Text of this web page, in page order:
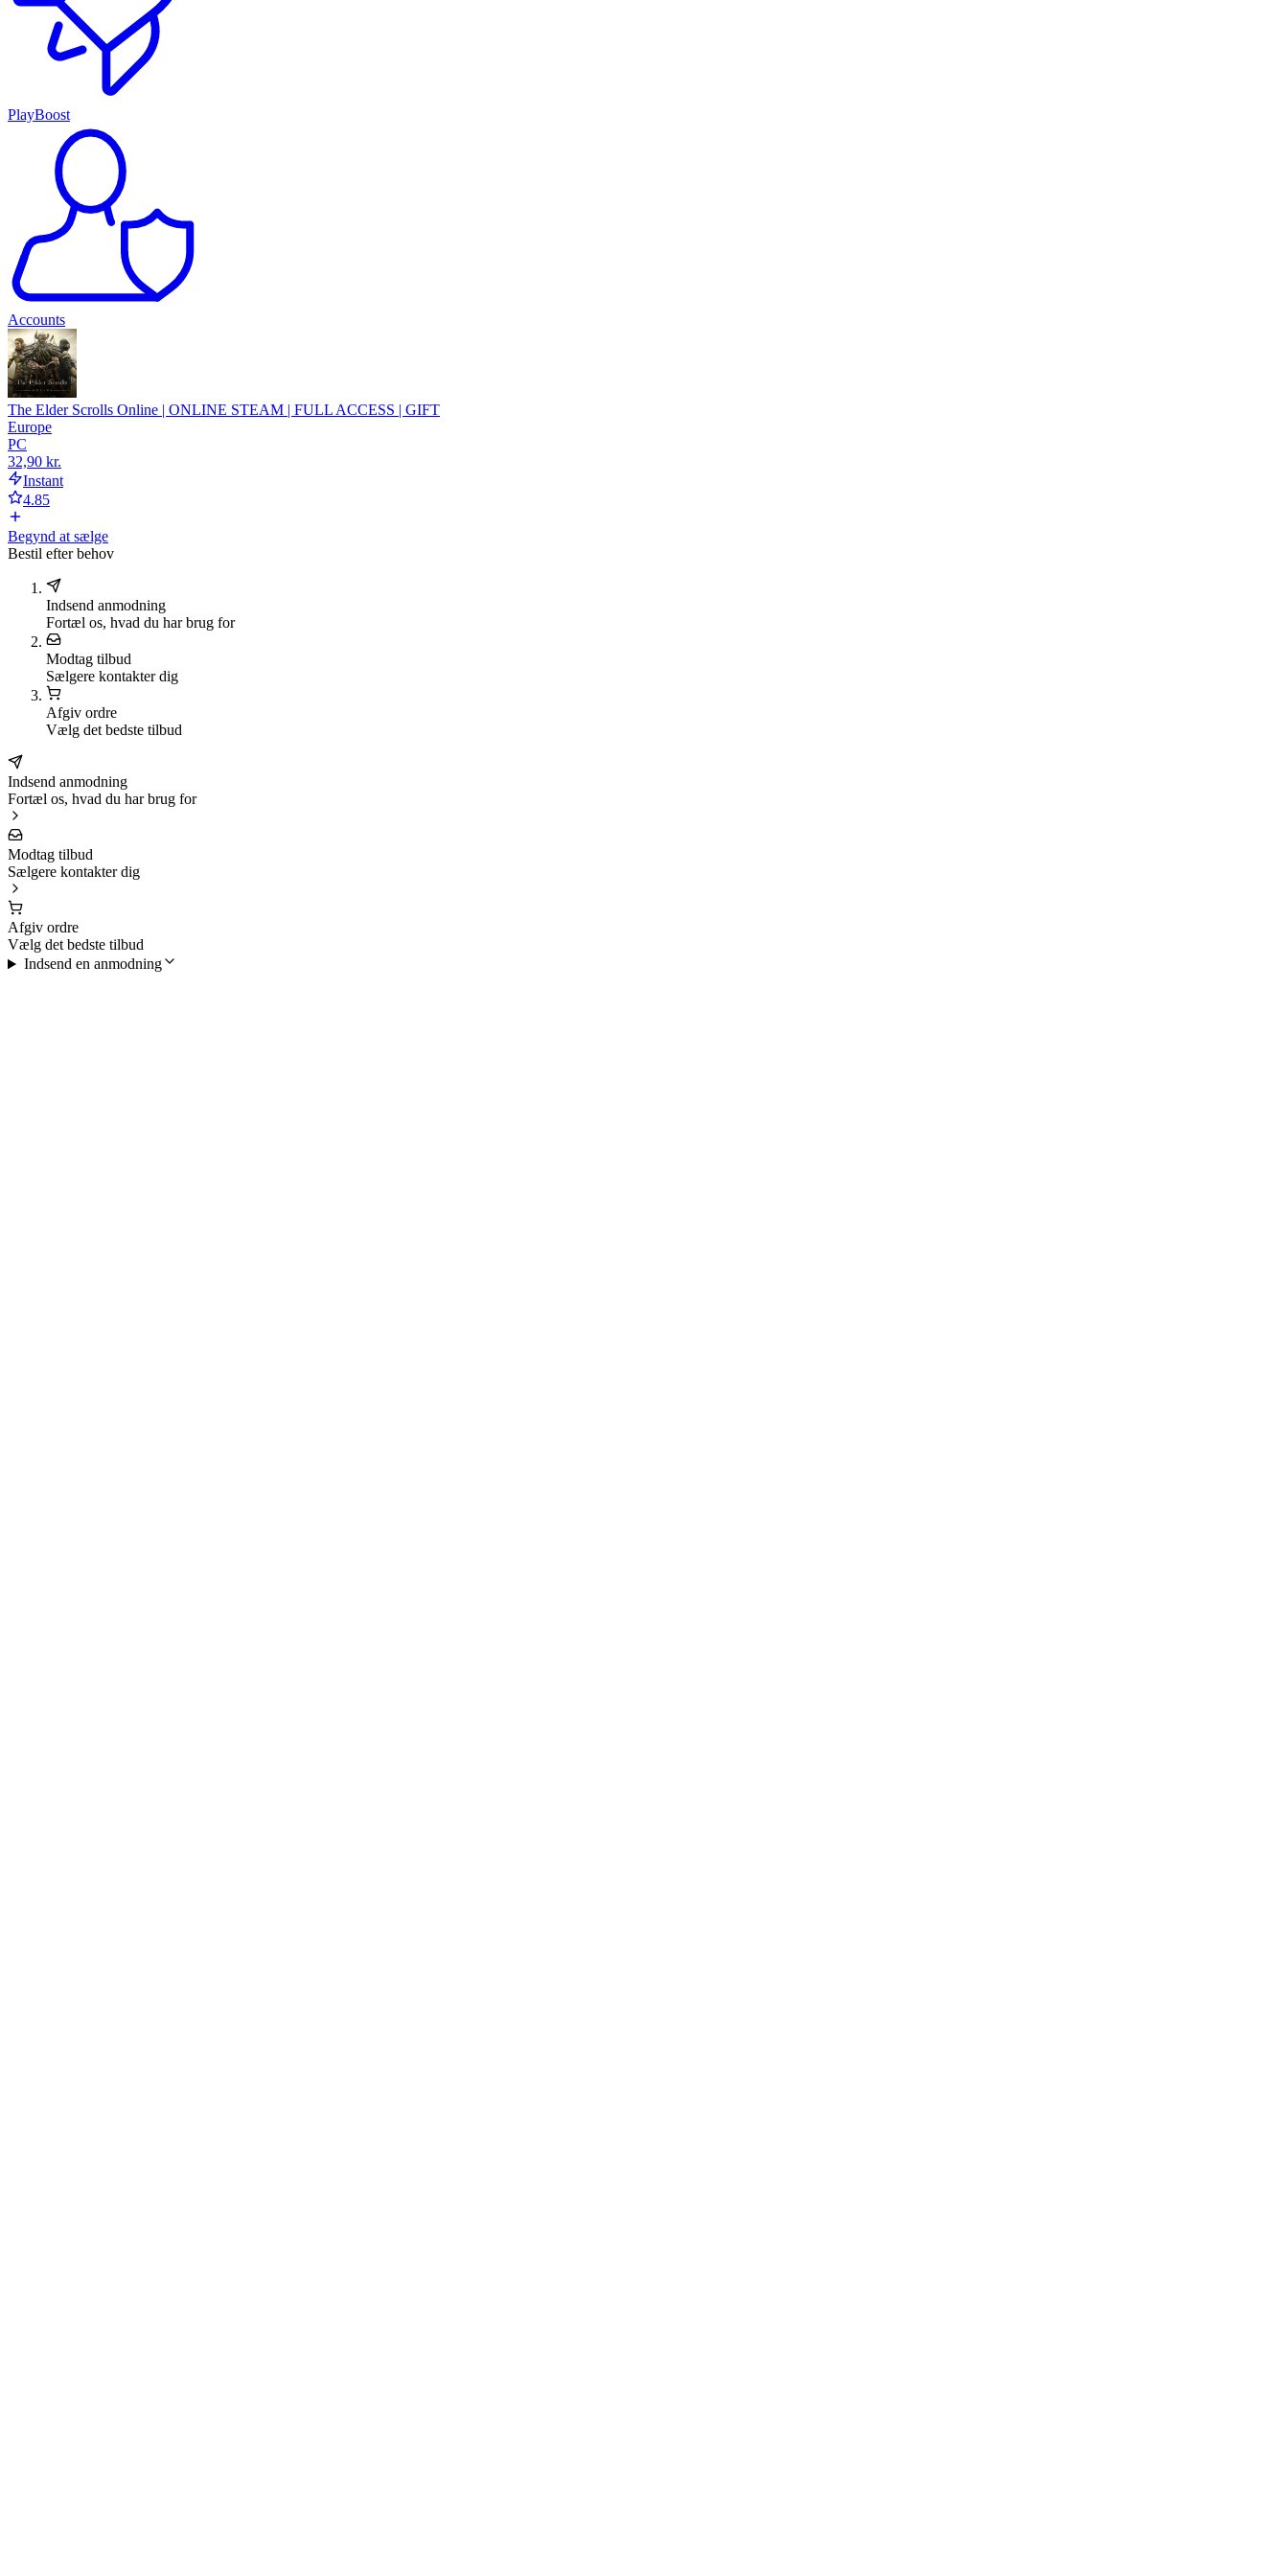
PlayBoost
Accounts
The Elder Scrolls Online | ONLINE STEAM | FULL ACCESS | GIFT
Europe
PC
32,90 kr.
Instant
4.85
Begynd at sælge
Bestil efter behov
Indsend anmodning
Fortæl os, hvad du har brug for
Modtag tilbud
Sælgere kontakter dig
Afgiv ordre
Vælg det bedste tilbud
Indsend anmodning
Fortæl os, hvad du har brug for
Modtag tilbud
Sælgere kontakter dig
Afgiv ordre
Vælg det bedste tilbud
Indsend en anmodning